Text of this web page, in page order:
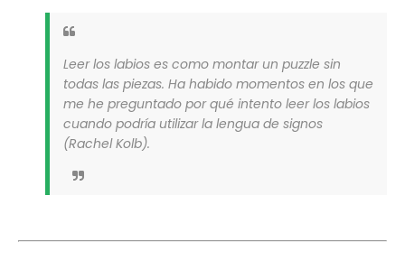
Leer los labios es como montar un puzzle sin
todas las piezas. Ha habido momentos en los que
me he preguntado por qué intento leer los labios
cuando podría utilizar la lengua de signos
(Rachel Kolb).